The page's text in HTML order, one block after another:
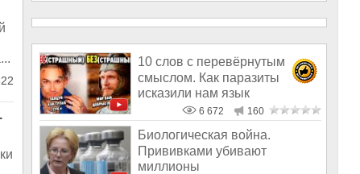
10 слов с перевёрнутым
смыслом. Как паразиты
исказили нам язык
6 672 160
Биологическая война.
Прививками убивают
миллионы